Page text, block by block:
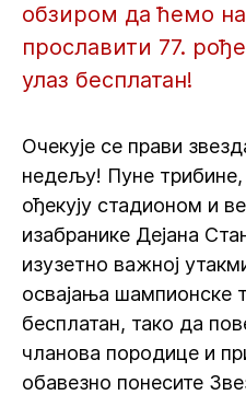
обзиром да ћемо
прославити 77.
улаз бесплатан!
Очекује се прави
недељу! Пуне трибине,
ођекују стадионом и
изабранике Дејана
изузетно важној
освајања шампионске
бесплатан, тако да
чланова породице и
обавезно понесите